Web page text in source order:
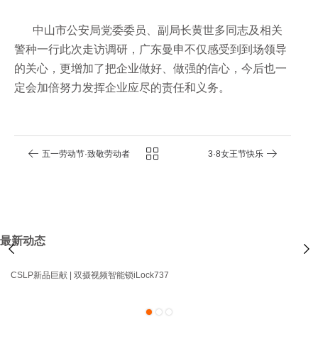
中山市公安局党委委员、副局长黄世多同志及相关
警种一行此次走访调研，广东曼申不仅感受到到场领导
的关心，更增加了把企业做好、做强的信心，今后也一
定会加倍努力发挥企业应尽的责任和义务。
五一劳动节·致敬劳动者 3·8女王节快乐
最新动态
CSLP新品巨献 | 双摄视频智能锁iLock737